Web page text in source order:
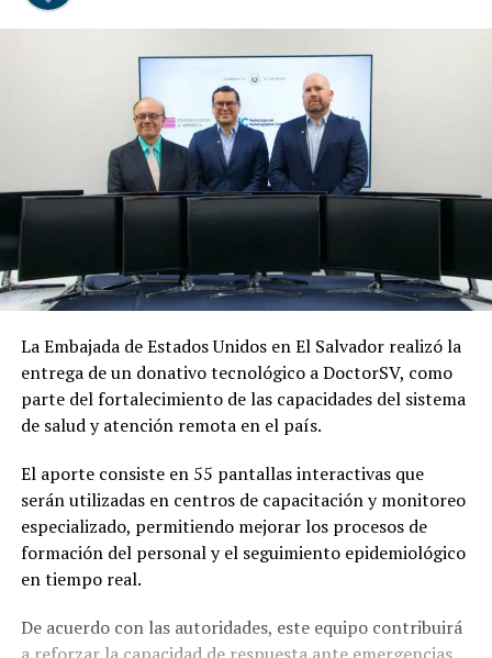
La Embajada de Estados Unidos en El Salvador realizó la
entrega de un donativo tecnológico a DoctorSV, como
parte del fortalecimiento de las capacidades del sistema
de salud y atención remota en el país.
El aporte consiste en 55 pantallas interactivas que
serán utilizadas en centros de capacitación y monitoreo
especializado, permitiendo mejorar los procesos de
formación del personal y el seguimiento epidemiológico
en tiempo real.
De acuerdo con las autoridades, este equipo contribuirá